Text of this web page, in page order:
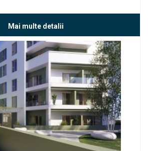
Mai multe detalii